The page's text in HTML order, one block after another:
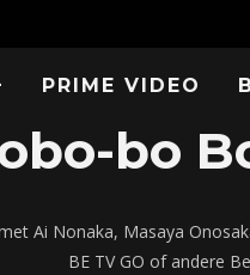
PRIME VIDEO
bo
Ai Nonaka, Masaya
BE TV GO of andere